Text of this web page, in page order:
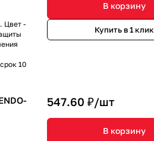
Цвет -
10
В корзину
Купить в 1 клик
547.60 ₽/шт
В корзину